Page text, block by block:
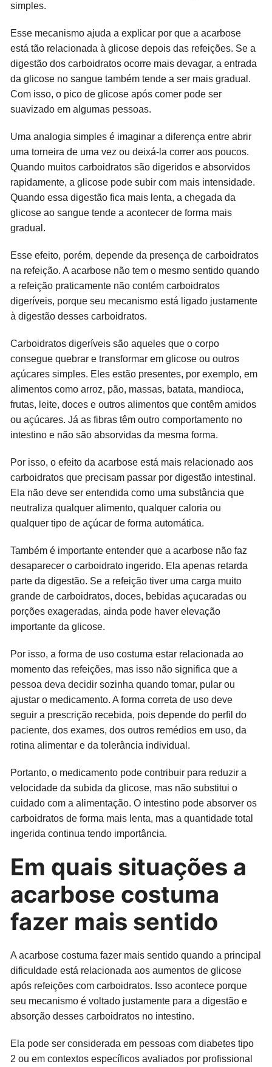
simples.
Esse mecanismo ajuda a explicar por que a acarbose
está tão relacionada à glicose depois das refeições. Se a
digestão dos carboidratos ocorre mais devagar, a entrada
da glicose no sangue também tende a ser mais gradual.
Com isso, o pico de glicose após comer pode ser
suavizado em algumas pessoas.
Uma analogia simples é imaginar a diferença entre abrir
uma torneira de uma vez ou deixá-la correr aos poucos.
Quando muitos carboidratos são digeridos e absorvidos
rapidamente, a glicose pode subir com mais intensidade.
Quando essa digestão fica mais lenta, a chegada da
glicose ao sangue tende a acontecer de forma mais
gradual.
Esse efeito, porém, depende da presença de carboidratos
na refeição. A acarbose não tem o mesmo sentido quando
a refeição praticamente não contém carboidratos
digeríveis, porque seu mecanismo está ligado justamente
à digestão desses carboidratos.
Carboidratos digeríveis são aqueles que o corpo
consegue quebrar e transformar em glicose ou outros
açúcares simples. Eles estão presentes, por exemplo, em
alimentos como arroz, pão, massas, batata, mandioca,
frutas, leite, doces e outros alimentos que contêm amidos
ou açúcares. Já as fibras têm outro comportamento no
intestino e não são absorvidas da mesma forma.
Por isso, o efeito da acarbose está mais relacionado aos
carboidratos que precisam passar por digestão intestinal.
Ela não deve ser entendida como uma substância que
neutraliza qualquer alimento, qualquer caloria ou
qualquer tipo de açúcar de forma automática.
Também é importante entender que a acarbose não faz
desaparecer o carboidrato ingerido. Ela apenas retarda
parte da digestão. Se a refeição tiver uma carga muito
grande de carboidratos, doces, bebidas açucaradas ou
porções exageradas, ainda pode haver elevação
importante da glicose.
Por isso, a forma de uso costuma estar relacionada ao
momento das refeições, mas isso não significa que a
pessoa deva decidir sozinha quando tomar, pular ou
ajustar o medicamento. A forma correta de uso deve
seguir a prescrição recebida, pois depende do perfil do
paciente, dos exames, dos outros remédios em uso, da
rotina alimentar e da tolerância individual.
Portanto, o medicamento pode contribuir para reduzir a
velocidade da subida da glicose, mas não substitui o
cuidado com a alimentação. O intestino pode absorver os
carboidratos de forma mais lenta, mas a quantidade total
ingerida continua tendo importância.
Em quais situações a
acarbose costuma
fazer mais sentido
A acarbose costuma fazer mais sentido quando a principal
dificuldade está relacionada aos aumentos de glicose
após refeições com carboidratos. Isso acontece porque
seu mecanismo é voltado justamente para a digestão e
absorção desses carboidratos no intestino.
Ela pode ser considerada em pessoas com diabetes tipo
2 ou em contextos específicos avaliados por profissional